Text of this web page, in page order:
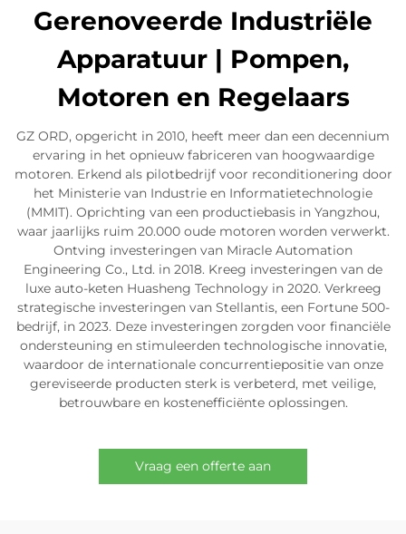
Gerenoveerde Industriële
Apparatuur | Pompen,
Motoren en Regelaars
GZ ORD, opgericht in 2010, heeft meer dan een decennium
ervaring in het opnieuw fabriceren van hoogwaardige
motoren. Erkend als pilotbedrijf voor reconditionering door
het Ministerie van Industrie en Informatietechnologie
(MMIT). Oprichting van een productiebasis in Yangzhou,
waar jaarlijks ruim 20.000 oude motoren worden verwerkt.
Ontving investeringen van Miracle Automation
Engineering Co., Ltd. in 2018. Kreeg investeringen van de
luxe auto-keten Huasheng Technology in 2020. Verkreeg
strategische investeringen van Stellantis, een Fortune 500-
bedrijf, in 2023. Deze investeringen zorgden voor financiële
ondersteuning en stimuleerden technologische innovatie,
waardoor de internationale concurrentiepositie van onze
gereviseerde producten sterk is verbeterd, met veilige,
betrouwbare en kostenefficiënte oplossingen.
Vraag een offerte aan